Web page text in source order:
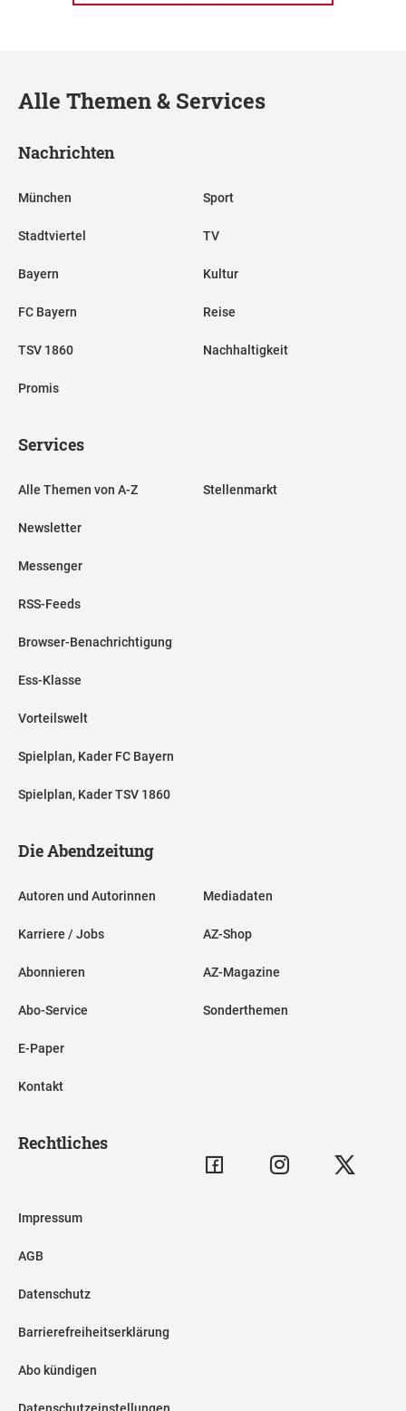
Alle Themen & Services
Nachrichten
München
Stadtviertel
Bayern
FC Bayern
TSV 1860
Promis
Sport
TV
Kultur
Reise
Nachhaltigkeit
Services
Alle Themen von A-Z
Newsletter
Messenger
RSS-Feeds
Browser-Benachrichtigung
Ess-Klasse
Vorteilswelt
Spielplan, Kader FC Bayern
Spielplan, Kader TSV 1860
Stellenmarkt
Die Abendzeitung
Autoren und Autorinnen
Karriere / Jobs
Abonnieren
Abo-Service
E-Paper
Kontakt
Mediadaten
AZ-Shop
AZ-Magazine
Sonderthemen
Rechtliches
Impressum
AGB
Datenschutz
Barrierefreiheitserklärung
Abo kündigen